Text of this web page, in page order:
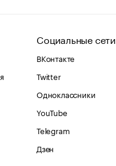
Социальные сети
ВКонтакте
Twitter
Одноклассники
YouTube
Telegram
Дзен